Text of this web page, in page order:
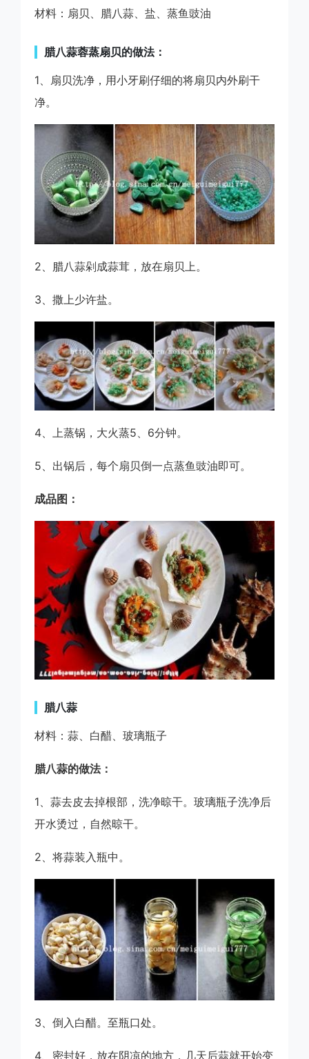
材料：扇贝、腊八蒜、盐、蒸鱼豉油
腊八蒜蓉蒸扇贝的做法：
1、扇贝洗净，用小牙刷仔细的将扇贝内外刷干
净。
2、腊八蒜剁成蒜茸，放在扇贝上。
3、撒上少许盐。
4、上蒸锅，大火蒸5、6分钟。
5、出锅后，每个扇贝倒一点蒸鱼豉油即可。
成品图：
腊八蒜
材料：蒜、白醋、玻璃瓶子
腊八蒜的做法：
1、蒜去皮去掉根部，洗净晾干。玻璃瓶子洗净后
开水烫过，自然晾干。
2、将蒜装入瓶中。
3、倒入白醋。至瓶口处。
4、密封好，放在阴凉的地方，几天后蒜就开始变